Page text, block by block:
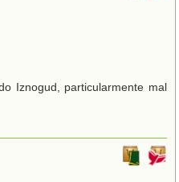
Iznogud, particularmente mal